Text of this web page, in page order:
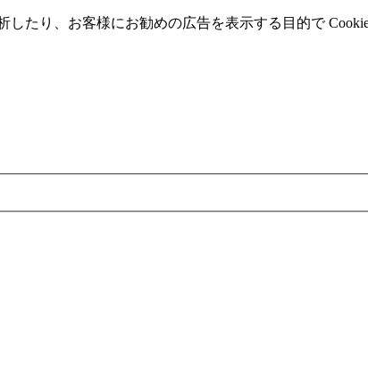
たり、お客様にお勧めの広告を表⽰する⽬的で